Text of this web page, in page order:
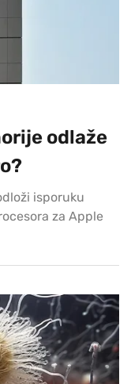
odlaže
isporuku
za Apple